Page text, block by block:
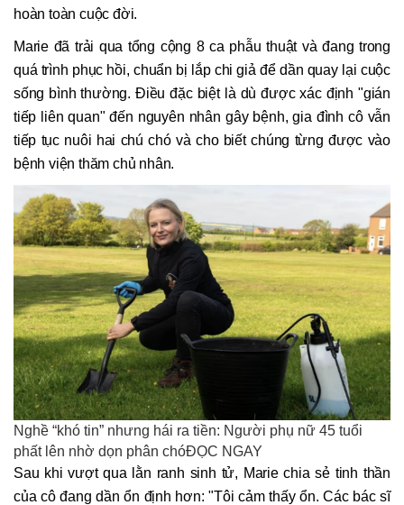
hoàn toàn cuộc đời.
Marie đã trải qua tổng cộng 8 ca phẫu thuật và đang trong
quá trình phục hồi, chuẩn bị lắp chi giả để dần quay lại cuộc
sống bình thường. Điều đặc biệt là dù được xác định "gián
tiếp liên quan" đến nguyên nhân gây bệnh, gia đình cô vẫn
tiếp tục nuôi hai chú chó và cho biết chúng từng được vào
bệnh viện thăm chủ nhân.
Nghề “khó tin” nhưng hái ra tiền: Người phụ nữ 45 tuổi
phất lên nhờ dọn phân chóĐỌC NGAY
Sau khi vượt qua lằn ranh sinh tử, Marie chia sẻ tinh thần
của cô đang dần ổn định hơn: "Tôi cảm thấy ổn. Các bác sĩ